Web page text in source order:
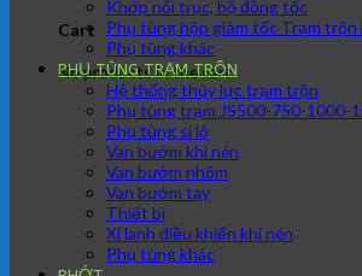
Cart
No products in the cart.
Khớp nối trục, bộ đồng tốc
Phụ tùng hộp giảm tốc Trạm trộn
Phụ tùng khác
PHỤ TÙNG TRẠM TRÔN
Hệ thống thủy lực trạm trộn
Phụ tùng trạm JS500-750-1000-
Phụ tùng si lô
Van bướm khí nén
Van bướm nhôm
Van bướm tay
Thiết bị
Xi lanh điều khiển khí nén
Phụ tùng khác